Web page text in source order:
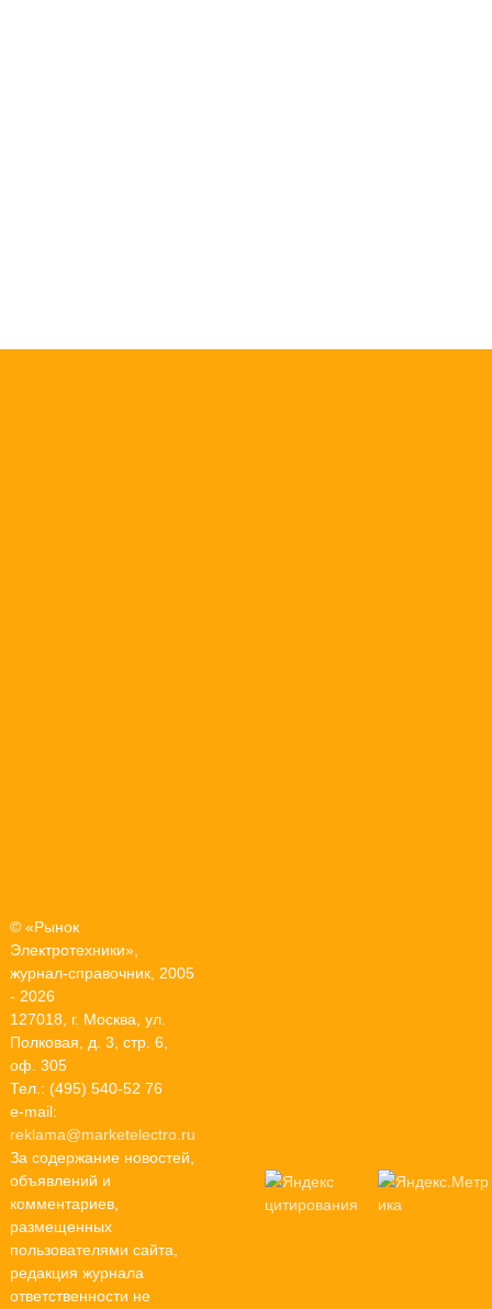
© «Рынок
Электротехники»,
журнал-справочник, 2005
- 2026
127018, г. Москва, ул.
Полковая, д. 3, стр. 6,
оф. 305
Тел.: (495) 540-52 76
e-mail:
reklama@marketelectro.ru
За содержание новостей,
объявлений и
комментариев,
размещенных
пользователями сайта,
редакция журнала
ответственности не